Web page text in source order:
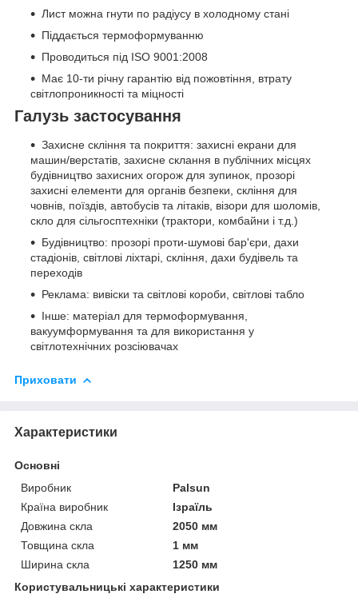
Лист можна гнути по радіусу в холодному стані
Піддається термоформуванню
Проводиться під ISO 9001:2008
Має 10-ти річну гарантію від пожовтіння, втрату
світлопроникності та міцності
Галузь застосування
Захисне скління та покриття: захисні екрани для
машин/верстатів, захисне склання в публічних місцях
будівництво захисних огорож для зупинок, прозорі
захисні елементи для органів безпеки, скління для
човнів, поїздів, автобусів та літаків, візори для шоломів,
скло для сільгосптехніки (трактори, комбайни і т.д.)
Будівництво: прозорі проти-шумові бар'єри, дахи
стадіонів, світлові ліхтарі, скління, дахи будівель та
переходів
Реклама: вивіски та світлові короби, світлові табло
Iнше: матеріал для термоформування,
вакуумформування та для використання у
світлотехнічних розсіювачах
Приховати
Характеристики
Основні
Виробник
Palsun
Країна виробник
Ізраїль
Довжина скла
2050 мм
Товщина скла
1 мм
Ширина скла
1250 мм
Користувальницькі характеристики